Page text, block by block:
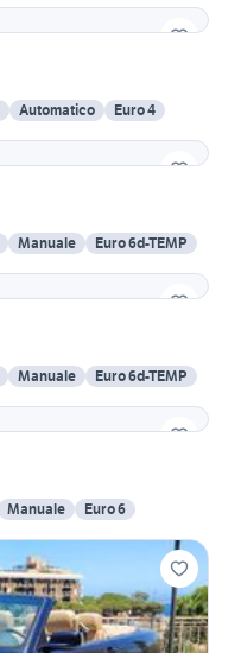
Automatico
Euro 4
Manuale
Euro 6d-TEMP
Manuale
Euro 6d-TEMP
Manuale Euro 6